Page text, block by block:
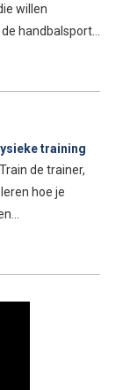
willen
handbalsport…
training
de trainer,
hoe je